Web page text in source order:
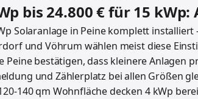
bis 24.800 € für 15
Solaranlage in Peine komplett
und Vöhrum wählen meist diese
Peine bestätigen, dass kleinere Anlagen
und Zählerplatz bei allen Größen
140 qm Wohnfläche decken 4 kWp